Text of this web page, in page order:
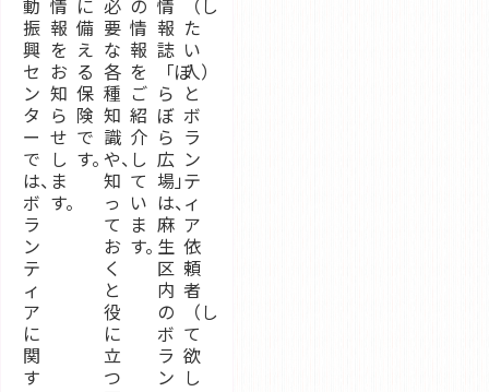
動
振
興
セ
ン
タ
ー
で
は、
ボ
ラ
ン
テ
ィ
ア
に
関
す
情
報
を
お
知
ら
せ
し
ま
す。
に
備
え
る
保
険
で
す。
必
要
な
各
種
知
識
や、
知
っ
て
お
く
と
役
に
立
つ
の
情
報
を
ご
紹
介
し
て
い
ま
す。
情
報
誌
「ぼ
ら
ぼ
ら
広
場」
は、
麻
生
区
内
の
ボ
ラ
ン
（し
た
い
人）
と
ボ
ラ
ン
テ
ィ
ア
依
頼
者
（し
て
欲
し